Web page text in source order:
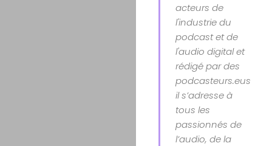
acteurs de
l'industrie du
podcast et de
l'audio digital et
rédigé par des
podcasteurs.euses
il s’adresse à
tous les
passionnés de
l’audio, de la